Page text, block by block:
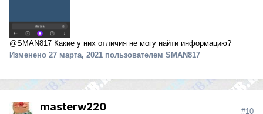
@SMAN817 Какие у них отличия не могу найти информацию?
Изменено 27 марта, 2021 пользователем SMAN817
masterw220 #10